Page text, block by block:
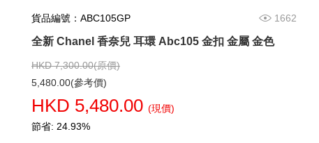
貨品編號：ABC105GP 1662
全新 Chanel 香奈兒 耳環 Abc105 金扣 金屬 金色
HKD 7,300.00(原價)
5,480.00(參考價)
HKD 5,480.00 (現價)
節省: 24.93%
全新 Chanel 香奈兒 耳環 Abe100
銀扣 銀色